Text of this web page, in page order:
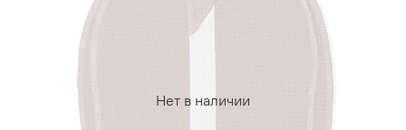
Нет в наличии